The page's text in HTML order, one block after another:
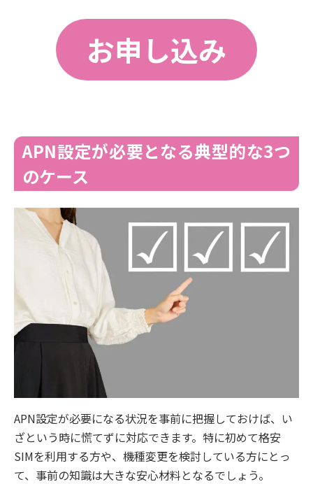
お申し込み
APN設定が必要となる典型的な3つ
のケース
APN設定が必要になる状況を事前に把握しておけば、い
ざという時に慌てずに対応できます。特に初めて格安
SIMを利用する方や、機種変更を検討している方にとっ
て、事前の知識は大きな安心材料となるでしょう。